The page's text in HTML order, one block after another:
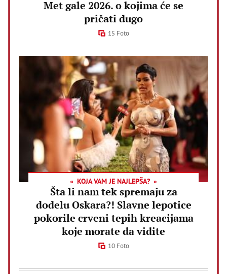
Met gale 2026. o kojima će se
pričati dugo
15 Foto
KOJA VAM JE NAJLEPŠA?
Šta li nam tek spremaju za
dodelu Oskara?! Slavne lepotice
pokorile crveni tepih kreacijama
koje morate da vidite
10 Foto